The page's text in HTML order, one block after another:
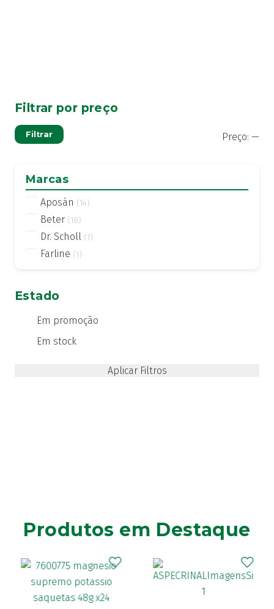
Filtrar por preço
Filtrar Preço: —
Marcas
Aposán (14)
Beter (16)
Dr. Scholl (1)
Farline (1)
Estado
Em promoção
Em stock
Produtos em Destaque